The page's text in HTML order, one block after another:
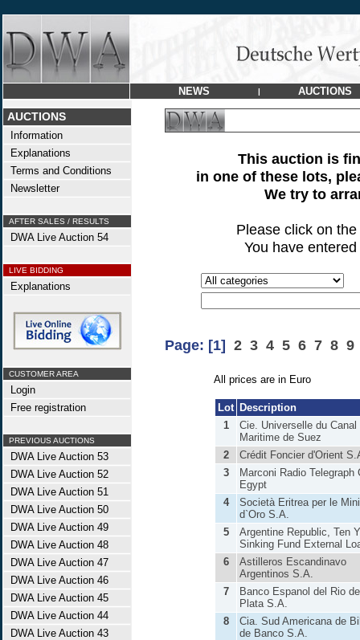
NEWS | AUCTIONS
AUCTIONS
Information
Explanations
Terms and Conditions
Newsletter
AFTER SALES / RESULTS
DWA Live Auction 54
LIVE BIDDING
Explanations
CUSTOMER AREA
Login
Free registration
PREVIOUS AUCTIONS
DWA Live Auction 53
DWA Live Auction 52
DWA Live Auction 51
DWA Live Auction 50
DWA Live Auction 49
DWA Live Auction 48
DWA Live Auction 47
DWA Live Auction 46
DWA Live Auction 45
DWA Live Auction 44
DWA Live Auction 43
This auction is
in one of these lots,
We try to
Please click on the
You have
Page: [1] 2 3 4 5 6 7 8 9
All prices are in Euro
Lot Description
1
Cie. Universelle du Canal
Maritime de Suez
2
Crédit Foncier d'Orient
3
Marconi Radio Telegraph
Egypt
4
Società Eritrea per le
d`Oro S.A.
5
Argentine Republic, Ten
Sinking Fund External
6
Astilleros Escandinavo
Argentinos S.A.
7
Banco Espanol del Rio
Plata S.A.
8
Cia. Sud Americana de
de Banco S.A.